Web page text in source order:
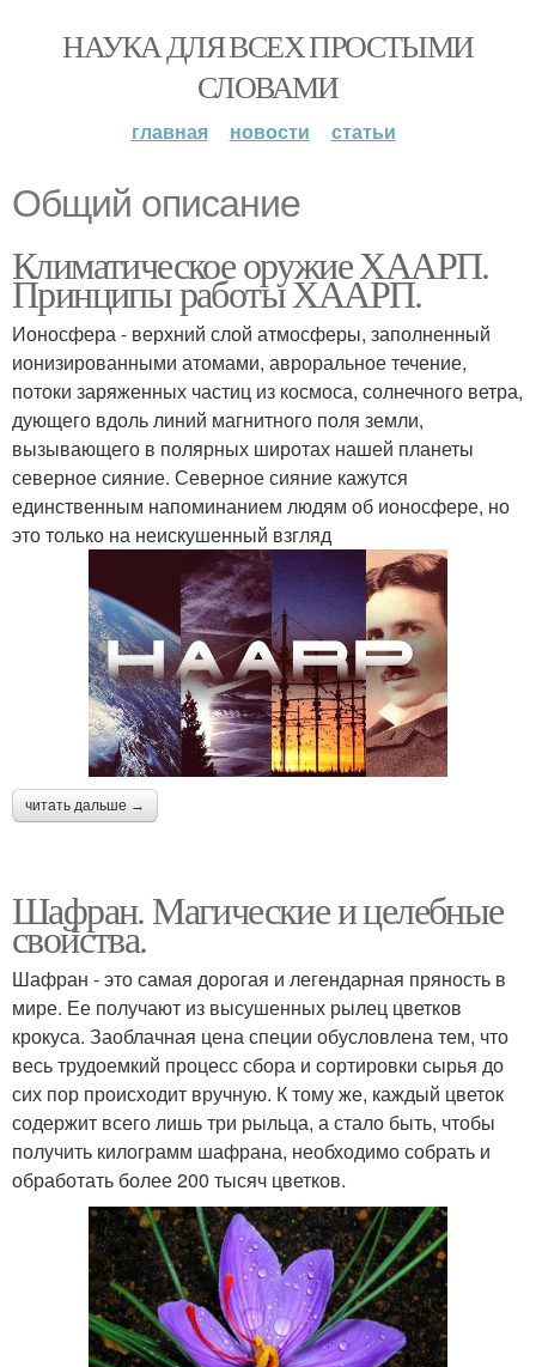
НАУКА ДЛЯ ВСЕХ ПРОСТЫМИ
СЛОВАМИ
главная новости статьи
Общий описание
Климатическое оружие ХААРП.
Принципы работы ХААРП.
Ионосфера - верхний слой атмосферы, заполненный
ионизированными атомами, авроральное течение,
потоки заряженных частиц из космоса, солнечного ветра,
дующего вдоль линий магнитного поля земли,
вызывающего в полярных широтах нашей планеты
северное сияние. Северное сияние кажутся
единственным напоминанием людям об ионосфере, но
это только на неискушенный взгляд
читать дальше →
Шафран. Магические и целебные
свойства.
Шафран - это самая дорогая и легендарная пряность в
мире. Ее получают из высушенных рылец цветков
крокуса. Заоблачная цена специи обусловлена тем, что
весь трудоемкий процесс сбора и сортировки сырья до
сих пор происходит вручную. К тому же, каждый цветок
содержит всего лишь три рыльца, а стало быть, чтобы
получить килограмм шафрана, необходимо собрать и
обработать более 200 тысяч цветков.